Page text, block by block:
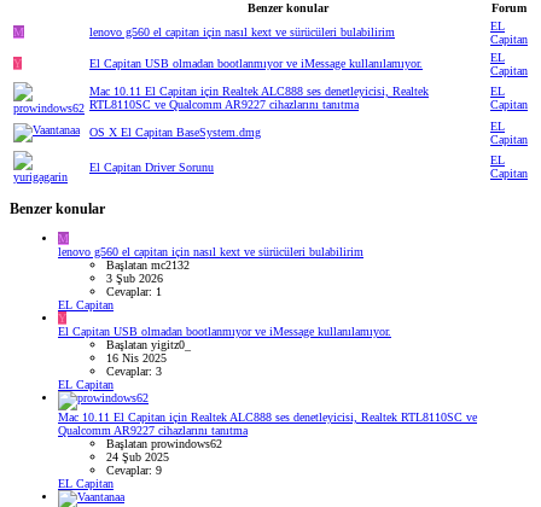
Benzer konular
Forum
M
lenovo g560 el capitan için nasıl kext ve sürücüleri bulabilirim
EL
Capitan
Y
El Capitan USB olmadan bootlanmıyor ve iMessage kullanılamıyor.
EL
Capitan
Mac 10.11 El Capitan için Realtek ALC888 ses denetleyicisi, Realtek
RTL8110SC ve Qualcomm AR9227 cihazlarını tanıtma
EL
Capitan
OS X El Capitan BaseSystem.dmg
EL
Capitan
El Capitan Driver Sorunu
EL
Capitan
Benzer konular
M
lenovo g560 el capitan için nasıl kext ve sürücüleri bulabilirim
Başlatan mc2132
3 Şub 2026
Cevaplar: 1
EL Capitan
Y
El Capitan USB olmadan bootlanmıyor ve iMessage kullanılamıyor.
Başlatan yigitz0_
16 Nis 2025
Cevaplar: 3
EL Capitan
Mac 10.11 El Capitan için Realtek ALC888 ses denetleyicisi, Realtek RTL8110SC ve
Qualcomm AR9227 cihazlarını tanıtma
Başlatan prowindows62
24 Şub 2025
Cevaplar: 9
EL Capitan